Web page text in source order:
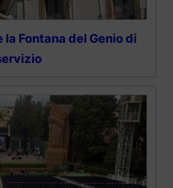
Fontana del Genio di